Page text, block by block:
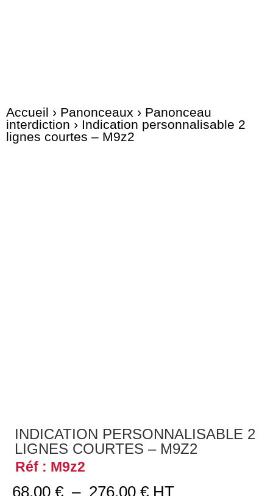
Accueil › Panonceaux › Panonceau
interdiction › Indication personnalisable 2
lignes courtes – M9z2
INDICATION PERSONNALISABLE 2
LIGNES COURTES – M9Z2
Réf : M9z2
68,00€ – 276,00€Plage
HT